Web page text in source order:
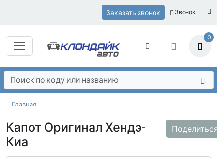
Заказать звонок Звонок
0
Главная
Капот Оригинал Хендэ-
Киа